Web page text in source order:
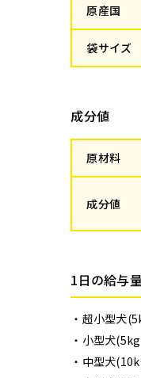
原産国
袋サイズ
成分値
原材料
成分値
1日の給与
超小型犬
小型犬
中型犬